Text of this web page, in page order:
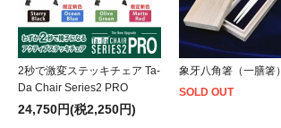
2秒で激変ステッキチェア Ta-
Da Chair Series2 PRO
24,750円(税2,250円)
象牙八角箸（一膳箸）
SOLD OUT